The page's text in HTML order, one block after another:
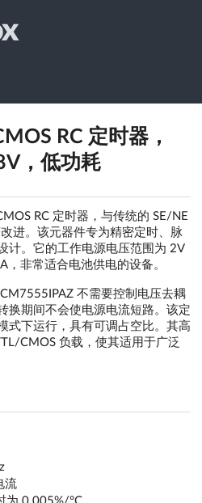
RC 定时器，
，低功耗
RC 定时器，与传统的 SE/NE
进。该元器件专为精密定时、脉
计。它的工作电源电压范围为 2V
非常适合电池供电的设备。
不需要控制电压去耦
换期间不会使电源电流短路。该定
式下运行，具有可调占空比。其高
CMOS 负载，使其适用于广泛
流